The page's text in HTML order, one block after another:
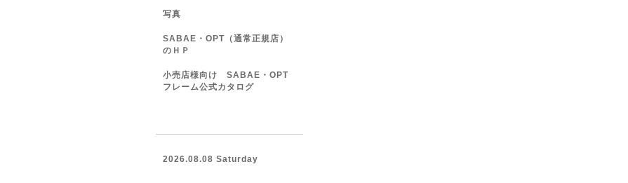
写真
SABAE・OPT（通常正規店）
のＨＰ
小売店様向け SABAE・OPT
フレーム公式カタログ
2026.08.08 Saturday